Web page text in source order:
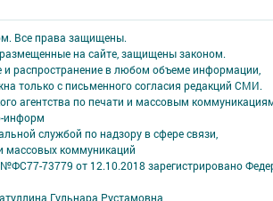
Все права защищены.
на сайте, защищены законом.
и распространение в любом объеме информации,
только с письменного согласия редакций СМИ.
агентства по печати и массовым
информ
службой по надзору в сфере связи,
массовых коммуникаций
73779 от 12.10.2018 зарегистрировано
Гульнара Рустамовна